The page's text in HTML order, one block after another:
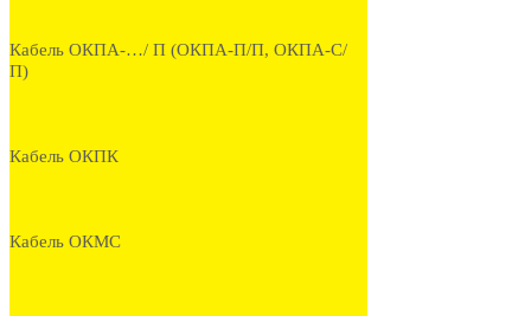
Кабель ОКПА-…/ П (ОКПА-П/П, ОКПА-С/
П)
Кабель ОКПК
Кабель ОКМС